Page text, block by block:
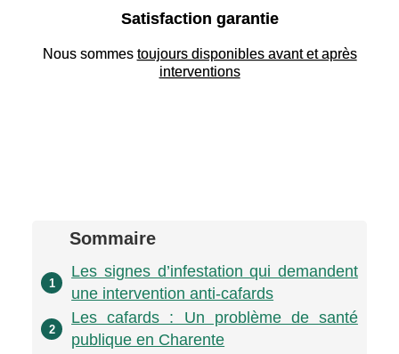
Satisfaction garantie
Nous sommes toujours disponibles avant et après
interventions
Sommaire
1
Les signes d’infestation qui demandent
une intervention anti-cafards
2
Les cafards : Un problème de santé
publique en Charente